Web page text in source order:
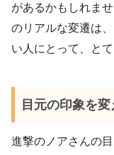
があるかもしれま
のリアルな変遷は
い人にとって、と
目元の印象を
進撃のノアさんの